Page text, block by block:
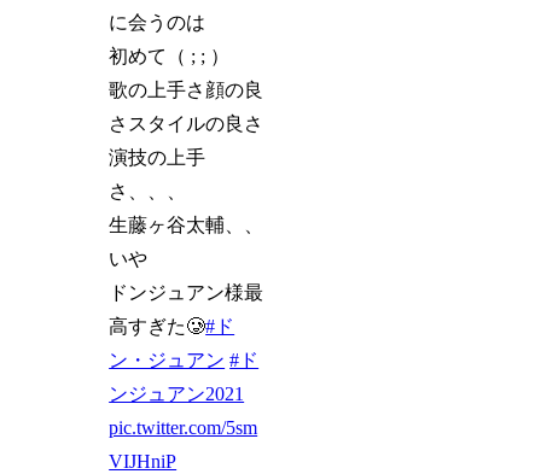
に会うのは
初めて（ ; ; ）
歌の上手さ顔の良
さスタイルの良さ
演技の上手
さ、、、
生藤ヶ谷太輔、、
いや
ドンジュアン様最
高すぎた🥲#ド
ン・ジュアン #ド
ンジュアン2021
pic.twitter.com/5sm
VIJHniP